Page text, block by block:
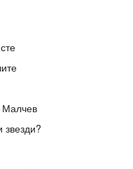
Малчев
звезди?